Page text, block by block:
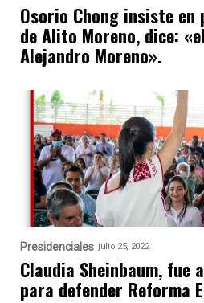
Osorio Chong insiste
de Alito Moreno, dice:
Alejandro Moreno».
Presidenciales julio 25, 2022
Claudia Sheinbaum, fue
para defender Reforma